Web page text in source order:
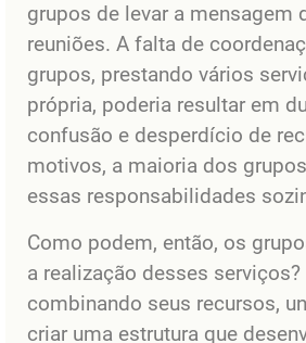
grupos de levar a mensagem
reuniões. A falta de
grupos, prestando vários
própria, poderia resultar em
confusão e desperdício de
motivos, a maioria dos
essas responsabilidades
Como podem, então, os
a realização desses
combinando seus recursos,
criar uma estrutura que